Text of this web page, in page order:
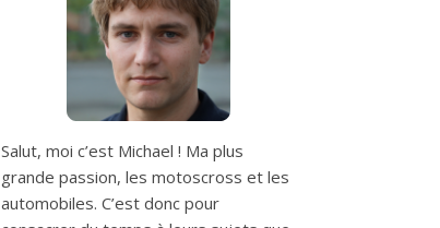
Salut, moi c’est Michael ! Ma plus
grande passion, les motoscross et les
automobiles. C’est donc pour